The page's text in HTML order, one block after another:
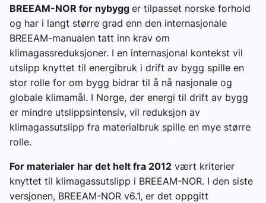
BREEAM-NOR for nybygg er tilpasset norske forhold
og har i langt større grad enn den internasjonale
BREEAM-manualen tatt inn krav om
klimagassreduksjoner. I en internasjonal kontekst vil
utslipp knyttet til energibruk i drift av bygg spille en
stor rolle for om bygg bidrar til å nå nasjonale og
globale klimamål. I Norge, der energi til drift av bygg
er mindre utslippsintensiv, vil reduksjon av
klimagassutslipp fra materialbruk spille en mye større
rolle.
For materialer har det helt fra 2012 vært kriterier
knyttet til klimagassutslipp i BREEAM-NOR. I den siste
versjonen, BREEAM-NOR v6.1, er det oppgitt